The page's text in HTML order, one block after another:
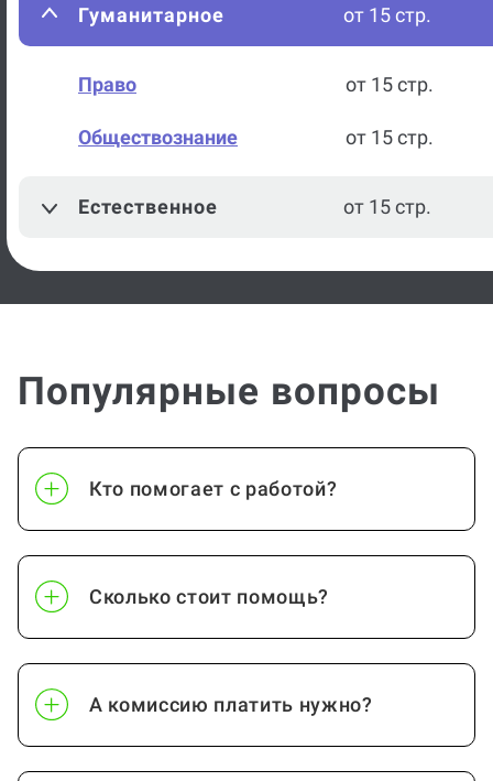
Гуманитарное от 15 стр.
Право от 15 стр.
Обществознание от 15 стр.
Естественное от 15 стр.
Популярные вопросы
Кто помогает с работой?
Сколько стоит помощь?
А комиссию платить нужно?